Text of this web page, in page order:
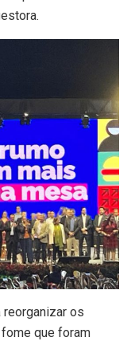
reorganizar os
que foram